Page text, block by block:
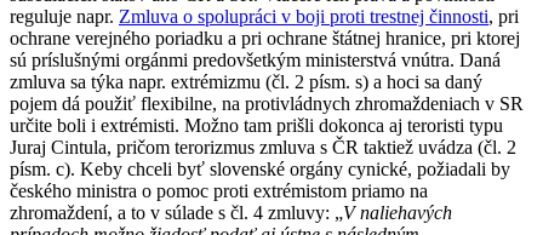
reguluje napr. Zmluva o spolupráci v boji proti trestnej činnosti, pri
ochrane verejného poriadku a pri ochrane štátnej hranice, pri ktorej
sú príslušnými orgánmi predovšetkým ministerstvá vnútra. Daná
zmluva sa týka napr. extrémizmu (čl. 2 písm. s) a hoci sa daný
pojem dá použiť flexibilne, na protivládnych zhromaždeniach v SR
určite boli i extrémisti. Možno tam prišli dokonca aj teroristi typu
Juraj Cintula, pričom terorizmus zmluva s ČR taktiež uvádza (čl. 2
písm. c). Keby chceli byť slovenské orgány cynické, požiadali by
českého ministra o pomoc proti extrémistom priamo na
zhromaždení, a to v súlade s čl. 4 zmluvy: „V naliehavých